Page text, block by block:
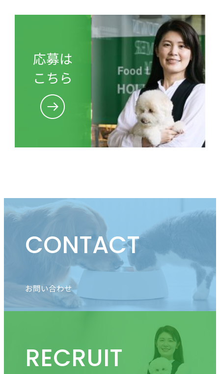
応募は
こちら
CONTACT
お問い合わせ
RECRUIT